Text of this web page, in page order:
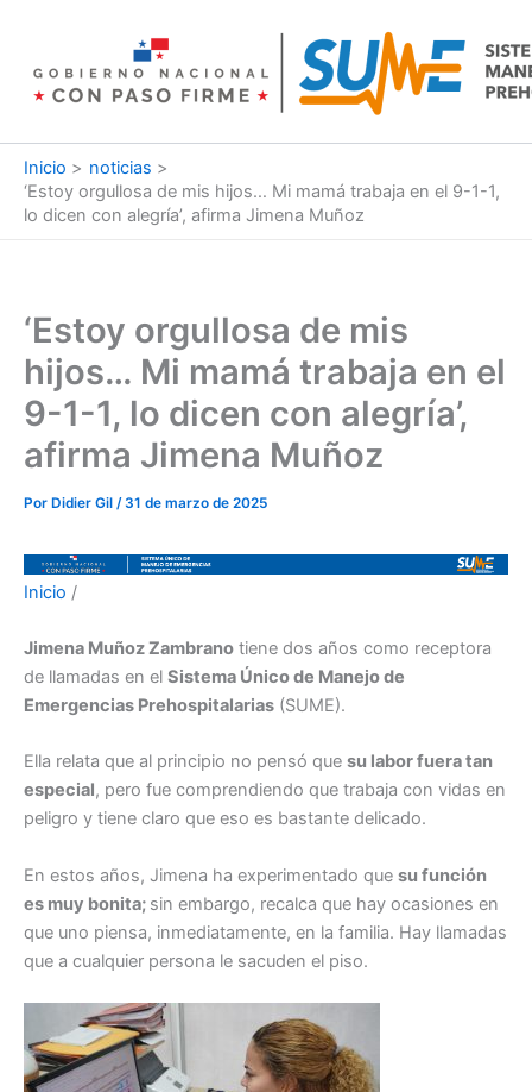
contenido
Inicio
noticias
‘Estoy orgullosa de mis hijos… Mi mamá trabaja en el 9-1-1,
lo dicen con alegría’, afirma Jimena Muñoz
‘Estoy orgullosa de mis
hijos… Mi mamá trabaja en el
9-1-1, lo dicen con alegría’,
afirma Jimena Muñoz
Por Didier Gil /31 de marzo de 2025
Inicio /
Jimena Muñoz Zambrano tiene dos años como receptora
de llamadas en el Sistema Único de Manejo de
Emergencias Prehospitalarias (SUME).
Ella relata que al principio no pensó que su labor fuera tan
especial, pero fue comprendiendo que trabaja con vidas en
peligro y tiene claro que eso es bastante delicado.
En estos años, Jimena ha experimentado que su función
es muy bonita; sin embargo, recalca que hay ocasiones en
que uno piensa, inmediatamente, en la familia. Hay llamadas
que a cualquier persona le sacuden el piso.